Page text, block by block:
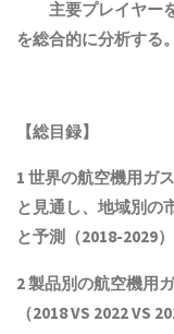
主要プレイヤー
を総合的に分析する。
【総目録】
1 世界の航空機用ガ
と見通し、地域別の
と予測（2018-2029）
2 製品別の航空機用
（2018 VS 2022 VS